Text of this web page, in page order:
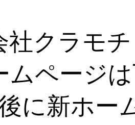
社クラモ
ムページ
に新ホー